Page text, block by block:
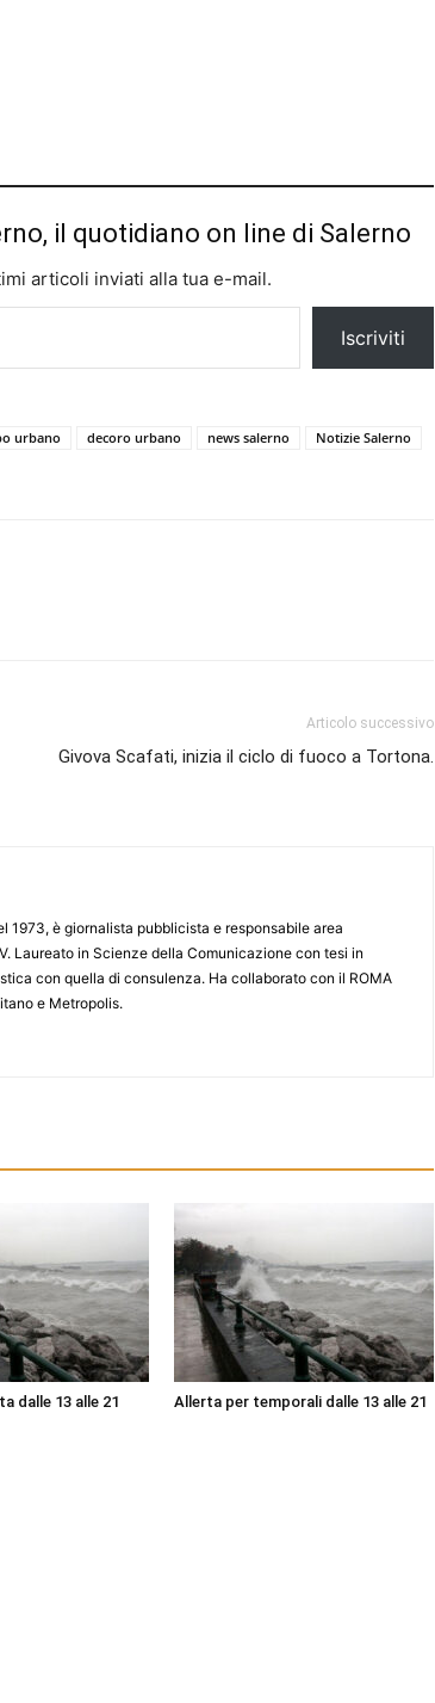
il quotidiano on line di Salerno
articoli inviati alla tua e-mail.
Iscriviti
urbano decoro urbano news salerno
Notizie Salerno
Articolo successivo
Givova Scafati, inizia il ciclo di fuoco a Tortona.
1973, è giornalista pubblicista e responsabile area
Laureato in Scienze della Comunicazione con tesi in
con quella di consulenza. Ha collaborato con il ROMA
e Metropolis.
dalle 13 alle 21
Allerta per temporali dalle 13 alle 21